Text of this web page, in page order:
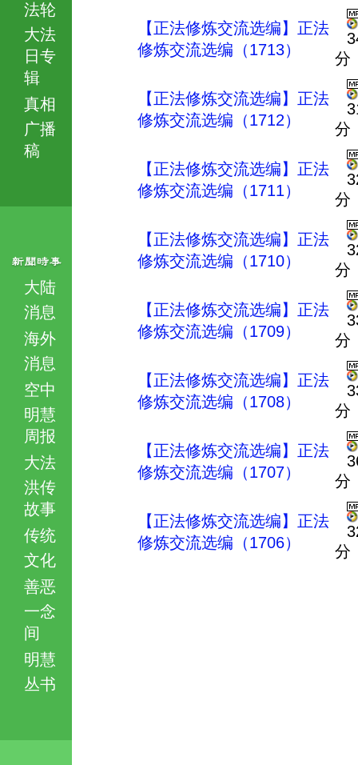
法轮
大法
日专
辑
真相
广播
稿
大陆
消息
海外
消息
空中
明慧
周报
大法
洪传
故事
传统
文化
善恶
一念
间
明慧
丛书
【正法修炼交流选编】正法
修炼交流选编（1713）
分
【正法修炼交流选编】正法
修炼交流选编（1712）
分
【正法修炼交流选编】正法
修炼交流选编（1711）
分
【正法修炼交流选编】正法
修炼交流选编（1710）
分
【正法修炼交流选编】正法
修炼交流选编（1709）
分
【正法修炼交流选编】正法
修炼交流选编（1708）
分
【正法修炼交流选编】正法
修炼交流选编（1707）
分
【正法修炼交流选编】正法
修炼交流选编（1706）
分